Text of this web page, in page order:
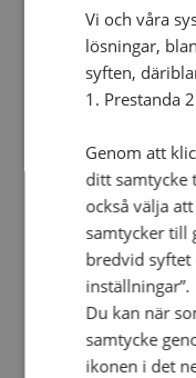
coachningen
INBJUDAN
För att
initiativ under
församlingar att
Vi och våra
lösningar,
syften,
1. Prestanda
Genom att
ditt samtycke
också välja
samtycker till
bredvid syftet
inställningar”.
Du kan när
samtycke
ikonen i det